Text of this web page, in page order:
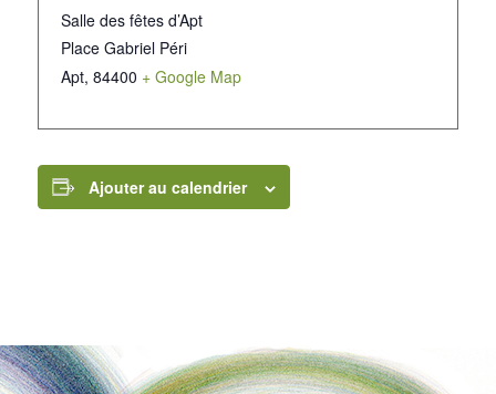
Salle des fêtes d’Apt
Place Gabriel Péri
Apt, 84400 + Google Map
Ajouter au calendrier